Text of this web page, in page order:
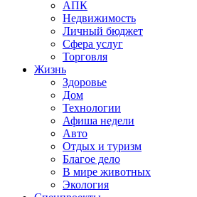
АПК
Недвижимость
Личный бюджет
Сфера услуг
Торговля
Жизнь
Здоровье
Дом
Технологии
Афиша недели
Авто
Отдых и туризм
Благое дело
В мире животных
Экология